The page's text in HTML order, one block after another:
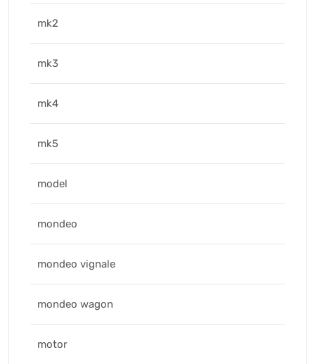
mk2
mk3
mk4
mk5
model
mondeo
mondeo vignale
mondeo wagon
motor